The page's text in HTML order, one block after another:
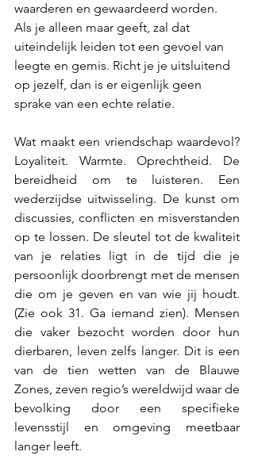
waarderen en gewaardeerd worden.
Als je alleen maar geeft, zal dat
uiteindelijk leiden tot een gevoel van
leegte en gemis. Richt je je uitsluitend
op jezelf, dan is er eigenlijk geen
sprake van een echte relatie.
Wat maakt een vriendschap waardevol?
Loyaliteit. Warmte. Oprechtheid. De
bereidheid om te luisteren. Een
wederzijdse uitwisseling. De kunst om
discussies, conflicten en misverstanden
op te lossen. De sleutel tot de kwaliteit
van je relaties ligt in de tijd die je
persoonlijk doorbrengt met de mensen
die om je geven en van wie jij houdt.
(Zie ook 31. Ga iemand zien). Mensen
die vaker bezocht worden door hun
dierbaren, leven zelfs langer. Dit is een
van de tien wetten van de Blauwe
Zones, zeven regio’s wereldwijd waar de
bevolking door een specifieke
levensstijl en omgeving meetbaar
langer leeft.